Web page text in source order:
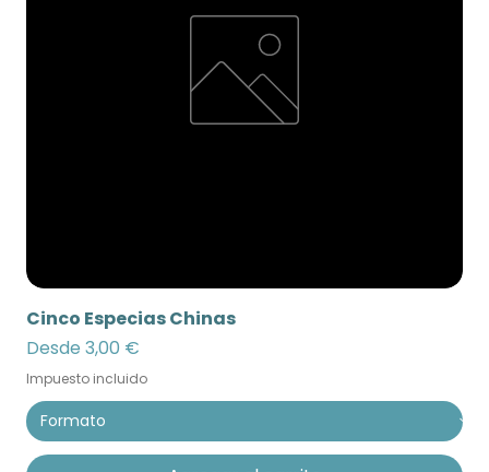
Cinco Especias Chinas
Desde 3,00 €
Precio de oferta
Impuesto incluido